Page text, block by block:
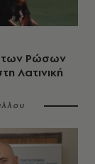
των Ρώσων
Λατινική